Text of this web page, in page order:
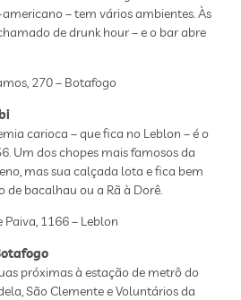
– tem vários ambientes. Às
de drunk hour – e o bar abre
270 – Botafogo
carioca – que fica no Leblon – é o
Um dos chopes mais famosos da
mas sua calçada lota e fica bem
bacalhau ou a Rã à Dorê.
Paiva, 1166 – Leblon
próximas à estação de metrô do
São Clemente e Voluntários da